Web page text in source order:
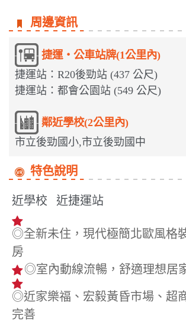
周邊資訊
捷運‧公車站牌(1公里內)
捷運站：R20後勁站 (437 公尺)
捷運站：都會公園站 (549 公尺)
鄰近學校(2公里內)
市立後勁國小,市立後勁國中
特色說明
近學校 近捷運站
◎全新未住，現代極簡北歐風格
房
◎室內動線流暢，舒適理想居
◎近家樂福、宏毅黃昏市場、超
完善